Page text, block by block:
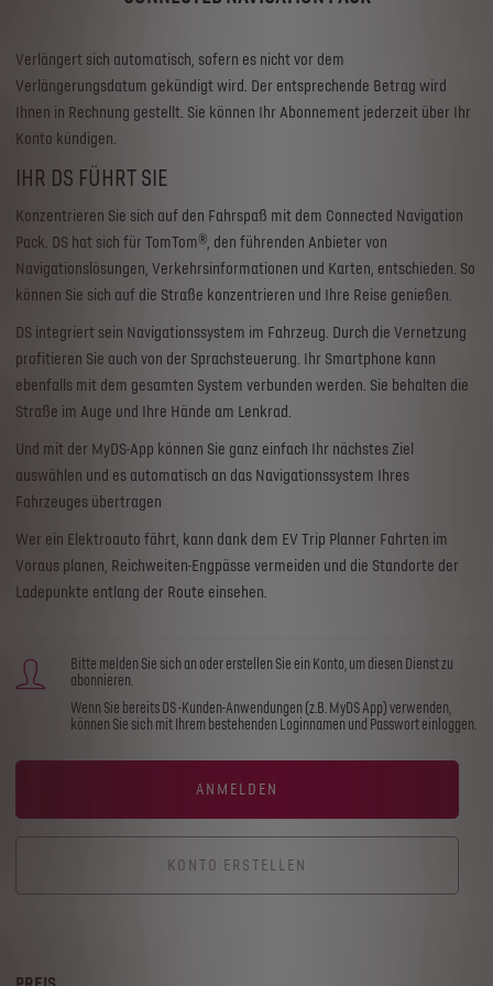
Verlängert sich automatisch, sofern es nicht vor dem
Verlängerungsdatum gekündigt wird. Der entsprechende Betrag wird
Ihnen in Rechnung gestellt. Sie können Ihr Abonnement jederzeit über Ihr
Konto kündigen.
IHR DS FÜHRT SIE
Konzentrieren Sie sich auf den Fahrspaß mit dem Connected Navigation
Pack. DS hat sich für TomTom®, den führenden Anbieter von
Navigationslösungen, Verkehrsinformationen und Karten, entschieden. So
können Sie sich auf die Straße konzentrieren und Ihre Reise genießen.
DS integriert sein Navigationssystem im Fahrzeug. Durch die Vernetzung
profitieren Sie auch von der Sprachsteuerung. Ihr Smartphone kann
ebenfalls mit dem gesamten System verbunden werden. Sie behalten die
Straße im Auge und Ihre Hände am Lenkrad.
Und mit der MyDS-App können Sie ganz einfach Ihr nächstes Ziel
auswählen und es automatisch an das Navigationssystem Ihres
Fahrzeuges übertragen
Wer ein Elektroauto fährt, kann dank dem EV Trip Planner Fahrten im
Voraus planen, Reichweiten-Engpässe vermeiden und die Standorte der
Ladepunkte entlang der Route einsehen.
Bitte melden Sie sich an oder erstellen Sie ein Konto, um diesen Dienst zu
abonnieren.
Wenn Sie bereits DS -Kunden-Anwendungen (z.B. MyDS App) verwenden,
können Sie sich mit Ihrem bestehenden Loginnamen und Passwort einloggen.
ANMELDEN
KONTO ERSTELLEN